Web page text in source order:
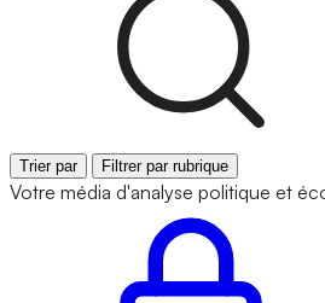
Trier par Filtrer par rubrique
Votre média d'analyse politique et